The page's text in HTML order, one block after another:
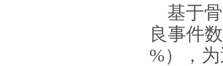
基于
良事件
%），